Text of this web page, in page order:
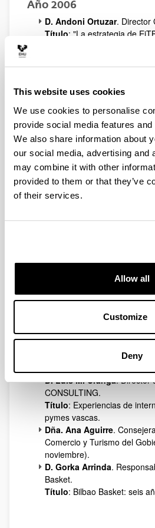
This website uses cookies
We use cookies to personalise
provide social media features
We also share information about
our social media, advertising and
may combine it with other
provided to them or that they’ve
of their services.
Allow all
Customize
Deny
Año 2006
D. Andoni Ortuzar. Director
Título: "La estrategia de
General de EUSKALTEL.
creación de un proyecto de
emergente".
D. José María Vázquez
CEBEK.
Título: La nueva empresa.
D. Javier Cornadó. Director
BODEGAS PATERNINA.
Título: Paternina: cien años
vino.
ALCOR, importante grupo
: Grupo Alcor.
Ibermática de Innovación
Título: Factores gerenciales
D. José Antonio Rodríguez
Barcelo Nervión y
de la Cadena Barceló.
: Dirección de un hotel
D. Luis M. Uranga. Director
CONSULTING.
Título: Experiencias de
pymes vascas.
Dña. Ana Aguirre.
Comercio y Turismo del
noviembre).
D. Gorka Arrinda.
Basket.
Título: Bilbao Basket: seis